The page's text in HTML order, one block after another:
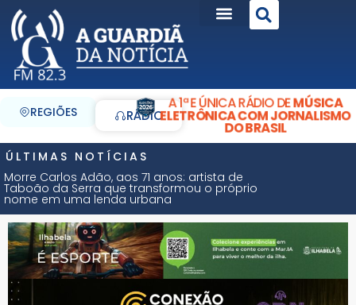
REGIÕES RÁDIO
A 1ª E ÚNICA RÁDIO DEMÚSICA
ELETRÔNICA COM JORNALISMO
DO BRASIL
ÚLTIMAS NOTÍCIAS
Morre Carlos Adão, aos 71 anos: artista de
Taboão da Serra que transformou o próprio
nome em uma lenda urbana